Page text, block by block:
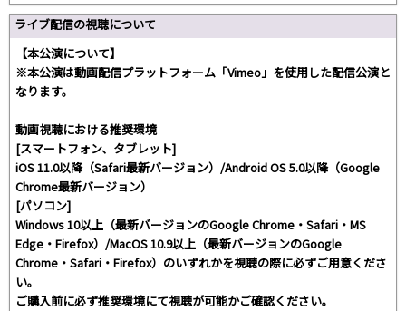
ライブ配信の視聴について
【本公演について】
※本公演は動画配信プラットフォーム「Vimeo」を使用した配信公演と
なります。
動画視聴における推奨環境
[スマートフォン、タブレット]
iOS 11.0以降（Safari最新バージョン）/Android OS 5.0以降（Google
Chrome最新バージョン）
[パソコン]
Windows 10以上（最新バージョンのGoogle Chrome・Safari・MS
Edge・Firefox）/MacOS 10.9以上（最新バージョンのGoogle
Chrome・Safari・Firefox）のいずれかを視聴の際に必ずご用意くださ
い。
ご購入前に必ず推奨環境にて視聴が可能かご確認ください。